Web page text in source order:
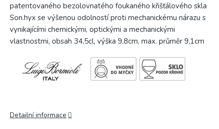
patentovaného bezolovnatého foukaného křišťálového skla
Son.hyx se výšenou odolností proti mechanickému nárazu s
vynikajícími chemickými, optickými a mechanickými
vlastnostmi, obsah 34,5cl, výška 9,8cm, max. průměr 9,1cm
Detailní informace